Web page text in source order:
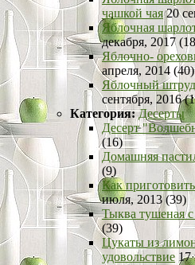
чашкой чая20
Яблочная
декабря, 2017
Яблочно-
апреля, 2014 (40)
Яблочный
сентября, 2016
Категория: Десерты
Десерт
(16)
Домашняя
(9)
Как
июля, 2013 (39)
Тыква тушеная
(39)
Цукаты из
удовольствие 17